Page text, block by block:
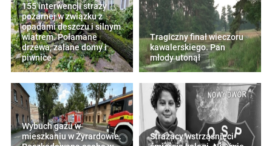
155 interwencji straży
pożarnej w związku z
opadami deszczu i silnym
wiatrem. Połamane
drzewa, zalane domy i
piwnice.
Tragiczny finał wieczoru
kawalerskiego. Pan
młody utonął
Wybuch gazu w
mieszkaniu w Żyrardowie.
Strażacy wstrząśnięci